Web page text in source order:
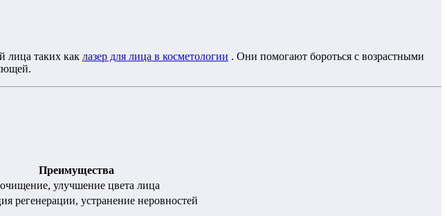
лица таких как лазер для лица в косметологии . Они помогают бороться с возрастными
Преимущества
улучшение цвета лица
регенерации, устранение неровностей